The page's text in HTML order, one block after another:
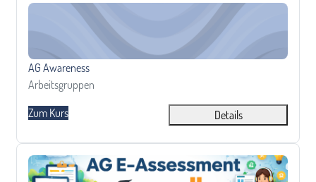
AG Awareness
Kursname
AG Awareness
Kursbereich
Arbeitsgruppen
Zum Kurs
Details
AG E-Assessment in Moodle